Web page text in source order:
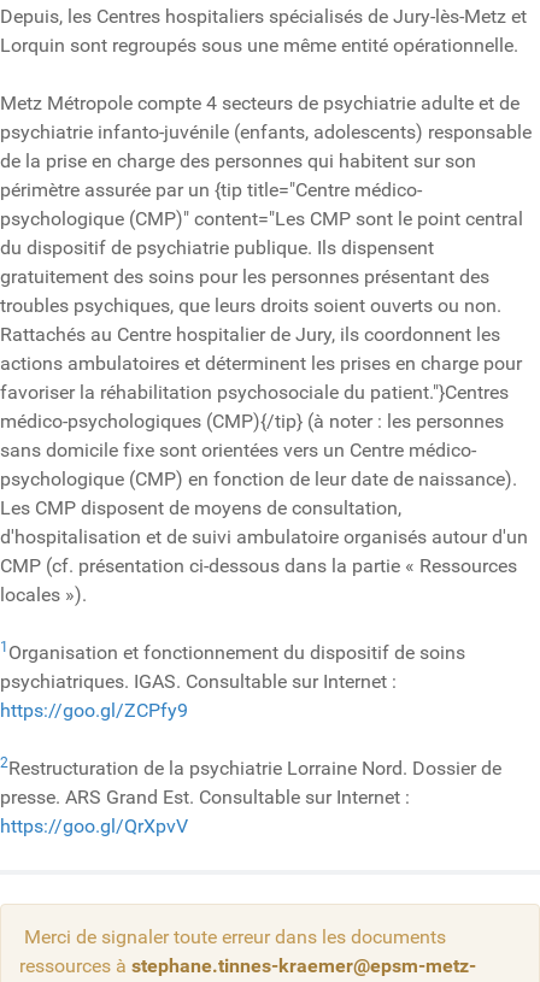
Depuis, les Centres hospitaliers spécialisés de Jury-lès-Metz et
Lorquin sont regroupés sous une même entité opérationnelle.
Metz Métropole compte 4 secteurs de psychiatrie adulte et de
psychiatrie infanto-juvénile (enfants, adolescents) responsable
de la prise en charge des personnes qui habitent sur son
périmètre assurée par un {tip title="Centre médico-
psychologique (CMP)" content="Les CMP sont le point central
du dispositif de psychiatrie publique. Ils dispensent
gratuitement des soins pour les personnes présentant des
troubles psychiques, que leurs droits soient ouverts ou non.
Rattachés au Centre hospitalier de Jury, ils coordonnent les
actions ambulatoires et déterminent les prises en charge pour
favoriser la réhabilitation psychosociale du patient."}Centres
médico-psychologiques (CMP){/tip} (à noter : les personnes
sans domicile fixe sont orientées vers un Centre médico-
psychologique (CMP) en fonction de leur date de naissance).
Les CMP disposent de moyens de consultation,
d'hospitalisation et de suivi ambulatoire organisés autour d'un
CMP (cf. présentation ci-dessous dans la partie « Ressources
locales »).
1 Organisation et fonctionnement du dispositif de soins
psychiatriques. IGAS. Consultable sur Internet :
https://goo.gl/ZCPfy9
2Restructuration de la psychiatrie Lorraine Nord. Dossier de
presse. ARS Grand Est. Consultable sur Internet :
https://goo.gl/QrXpvV
Merci de signaler toute erreur dans les documents
ressources à stephane.tinnes-kraemer@epsm-metz-